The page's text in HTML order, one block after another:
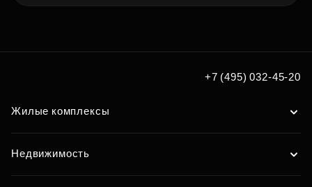
+7 (495) 032-45-20
Жилые комплексы
Недвижимость